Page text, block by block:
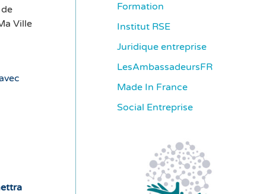
Ville
Formation
Institut RSE
Juridique entreprise
LesAmbassadeursFR
Made In France
Social Entreprise